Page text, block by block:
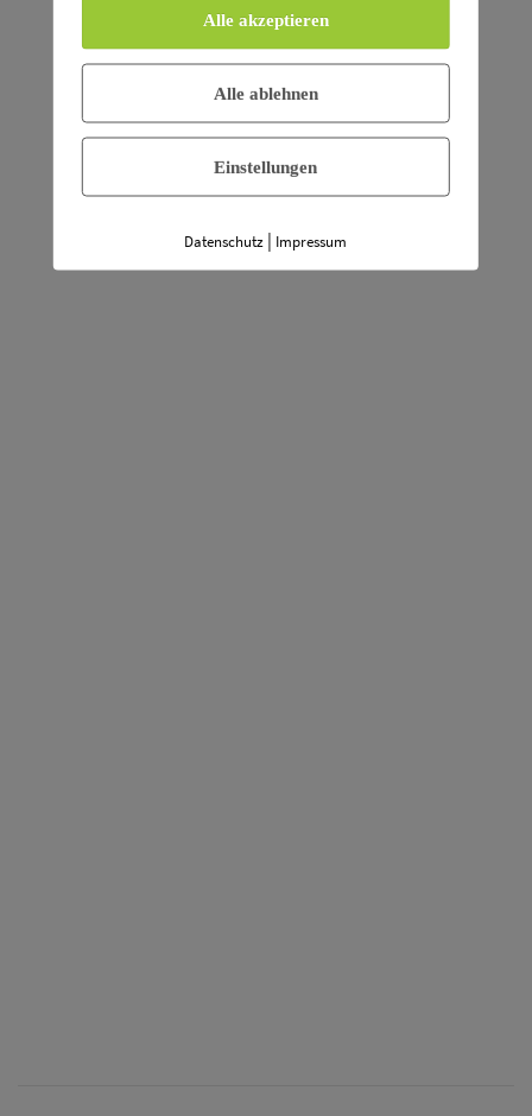
Alle akzeptieren
Alle ablehnen
Einstellungen
Datenschutz | Impressum